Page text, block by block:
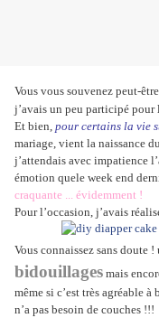
Vous vous souvenez peut-être
j’avais un peu participé
Et bien, pour certains la vie
mariage, vient la naissance
j’attendais avec impatience
émotion quele week end
craquante ... évidemment !
Pour l’occasion, j’avais
Vous connaissez sans doute
bidouillages mais
même si c’est très agréable
n’a pas besoin de couches !!!